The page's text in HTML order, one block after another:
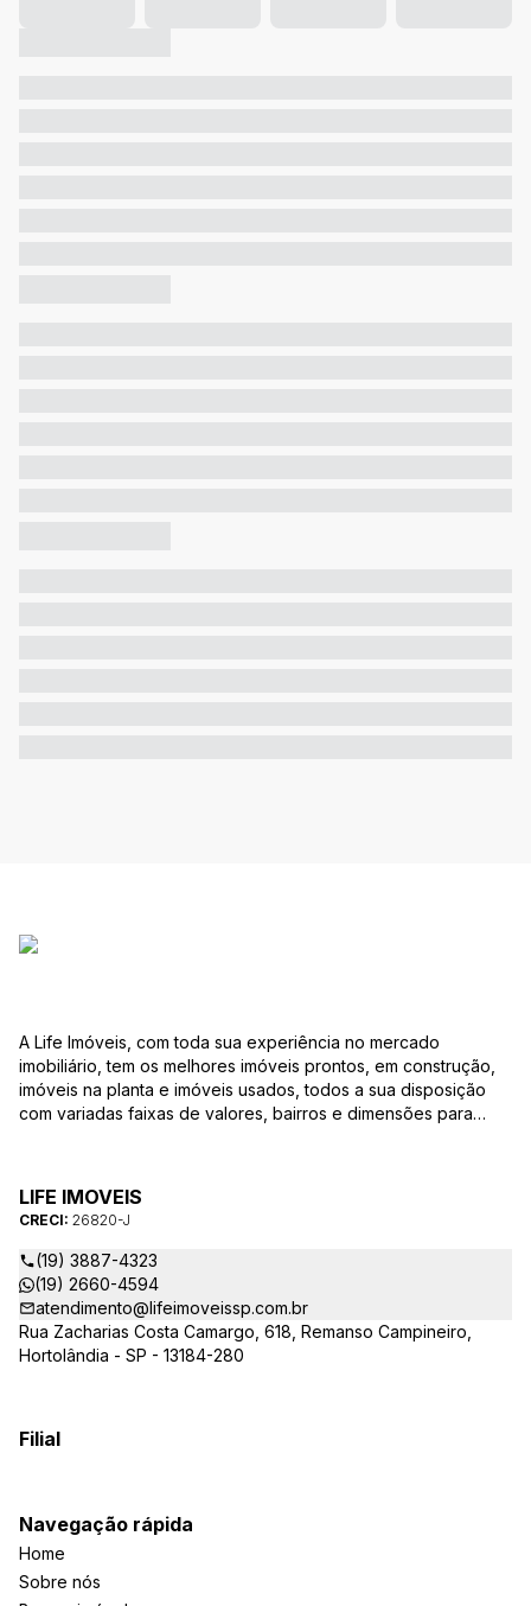
A Life Imóveis, com toda sua experiência no mercado
imobiliário, tem os melhores imóveis prontos, em construção,
imóveis na planta e imóveis usados, todos a sua disposição
com variadas faixas de valores, bairros e dimensões para
as suas dúvidas sobre casas, apartamentos, terrenos, salas
comerciais e outros produtos imobiliários.
LIFE IMOVEIS
CRECI: 26820-J
(19) 3887-4323
(19) 2660-4594
atendimento@lifeimoveissp.com.br
Rua Zacharias Costa Camargo, 618, Remanso Campineiro,
Hortolândia - SP - 13184-280
Filial
Navegação rápida
Home
Sobre nós